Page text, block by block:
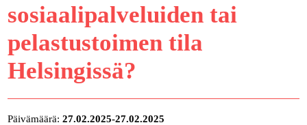
sosiaalipalveluiden tai
pelastustoimen tila
Helsingissä?
Päivämäärä: 27.02.2025-27.02.2025